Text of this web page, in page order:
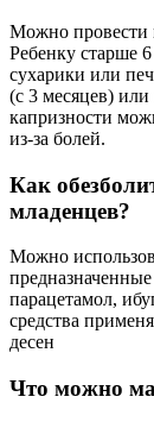
Можно провести
Ребенку старше
сухарики или
(с 3 месяцев)
капризности
из-за болей.
Как
младенцев?
Можно
парацетамол,
средства
десен
Что можно